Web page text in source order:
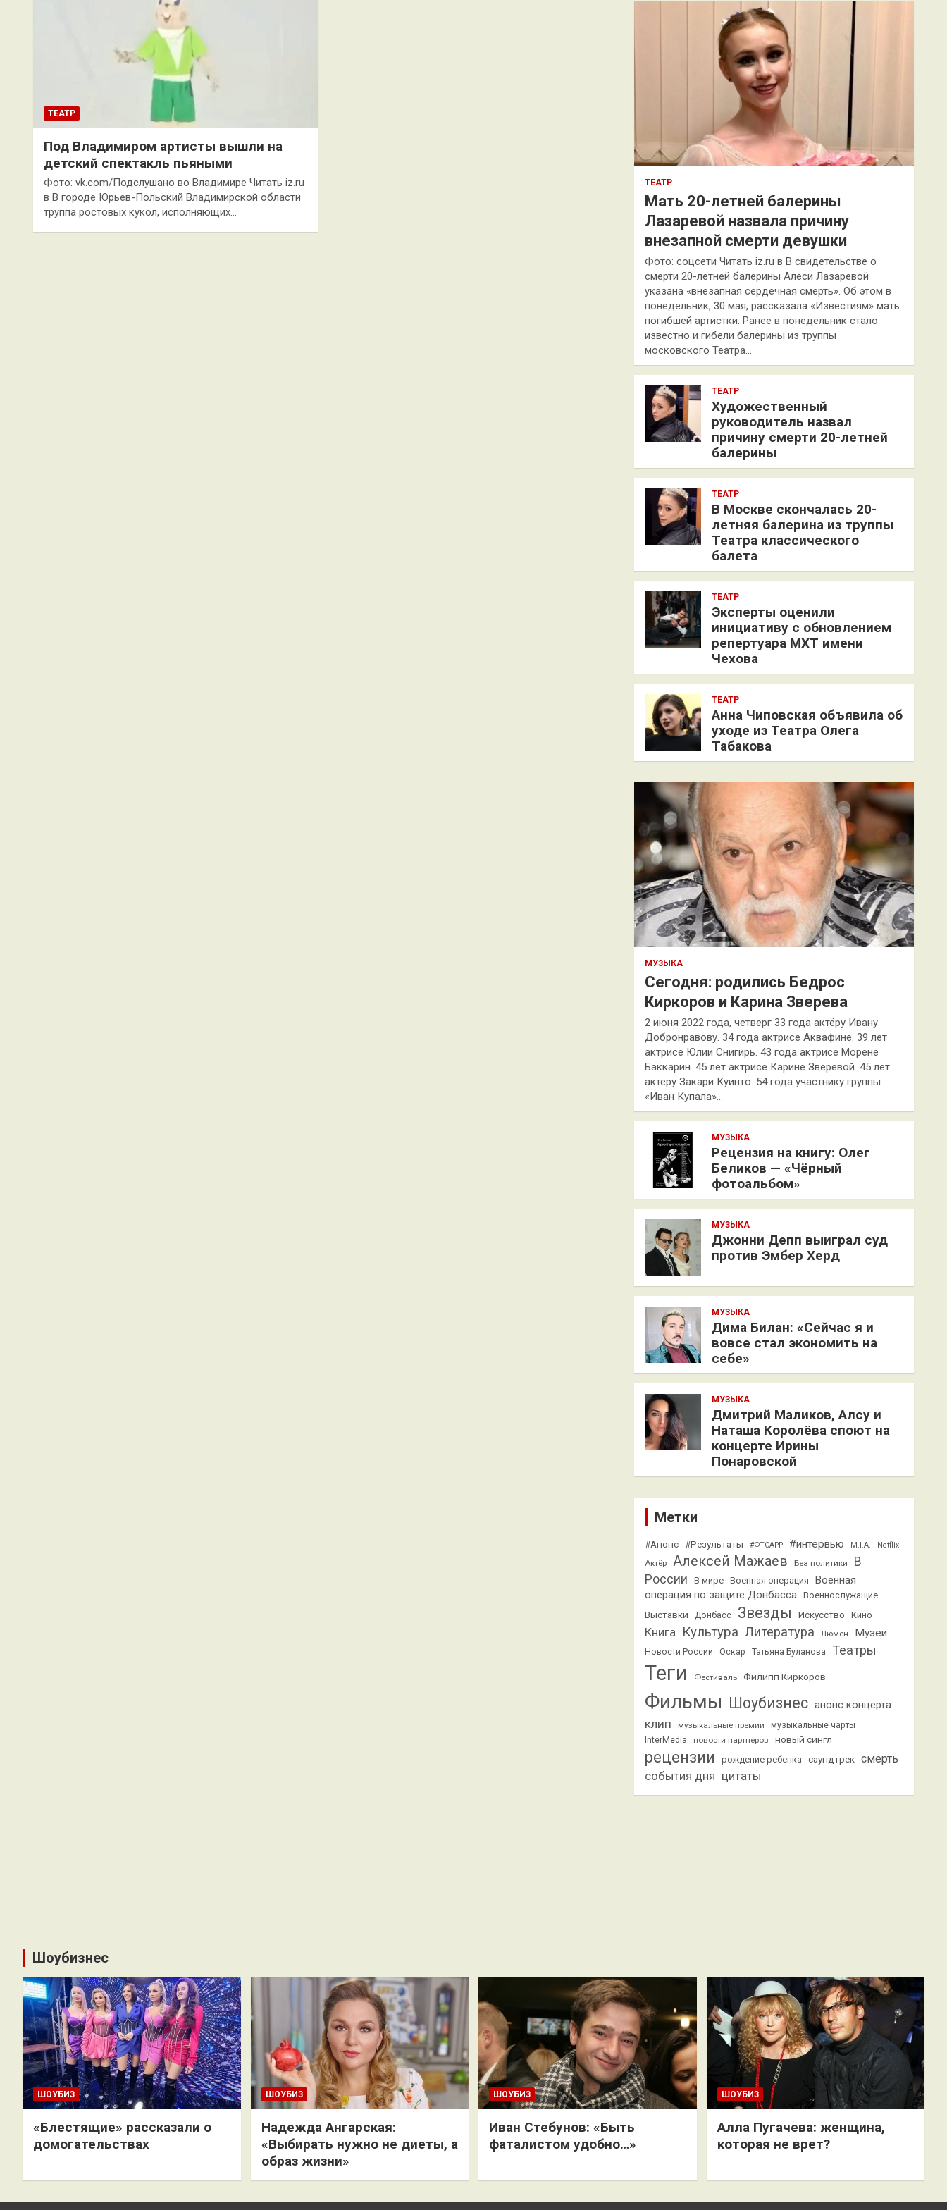
ТЕАТР
Под Владимиром артисты вышли на
детский спектакль пьяными
Фото: vk.com/Подслушано во Владимире Читать iz.ru
в В городе Юрьев-Польский Владимирской области
труппа ростовых кукол, исполняющих…
к
ТЕАТР
Мать 20-летней балерины
Лазаревой назвала причину
внезапной смерти девушки
Фото: соцсети Читать iz.ru в В свидетельстве о
смерти 20-летней балерины Алеси Лазаревой
указана «внезапная сердечная смерть». Об этом в
понедельник, 30 мая, рассказала «Известиям» мать
погибшей артистки. Ранее в понедельник стало
известно и гибели балерины из труппы
московского Театра…
ТЕАТР
Художественный
руководитель назвал
причину смерти 20-летней
балерины
ТЕАТР
В Москве скончалась 20-
летняя балерина из труппы
Театра классического
балета
ТЕАТР
Эксперты оценили
инициативу с обновлением
репертуара МХТ имени
Чехова
ТЕАТР
Анна Чиповская объявила об
уходе из Театра Олега
Табакова
МУЗЫКА
Сегодня: родились Бедрос
Киркоров и Карина Зверева
2 июня 2022 года, четверг 33 года актёру Ивану
Добронравову. 34 года актрисе Аквафине. 39 лет
актрисе Юлии Снигирь. 43 года актрисе Морене
Баккарин. 45 лет актрисе Карине Зверевой. 45 лет
актёру Закари Куинто. 54 года участнику группы
«Иван Купала»…
МУЗЫКА
Рецензия на книгу: Олег
Беликов — «Чёрный
фотоальбом»
МУЗЫКА
Джонни Депп выиграл суд
против Эмбер Херд
МУЗЫКА
Дима Билан: «Сейчас я и
вовсе стал экономить на
себе»
МУЗЫКА
Дмитрий Маликов, Алсу и
Наташа Королёва споют на
концерте Ирины
Понаровской
Метки
#Анонс #Результаты #ФТСАРР #интервью M.I.A. Netflix
Актёр Алексей Мажаев Без политики
В
России
В мире Военная операция
Военная
операция по защите Донбасса
Военнослужащие
Выставки Донбасс Звезды Искусство Кино
Книга Культура Литература Люмен Музеи
Новости России Оскар Татьяна Буланова Театры
Теги Фестиваль Филипп Киркоров
Фильмы Шоубизнес анонс концерта
клип музыкальные премии
музыкальные чарты
InterMedia
новости партнеров новый сингл
рецензии рождение ребенка саундтрек смерть
события дня цитаты
Шоубизнес
ШОУБИЗ
«Блестящие» рассказали о
домогательствах
ШОУБИЗ
Надежда Ангарская:
«Выбирать нужно не диеты, а
образ жизни»
ШОУБИЗ
Иван Стебунов: «Быть
фаталистом удобно…»
ШОУБИЗ
Алла Пугачева: женщина,
которая не врет?